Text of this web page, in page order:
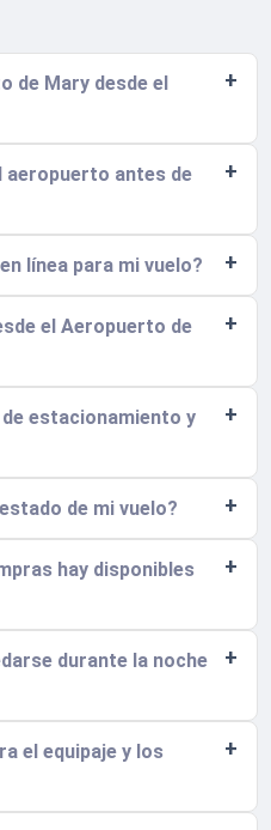
de Mary desde el
aeropuerto antes de
línea para mi vuelo?
el Aeropuerto de
estacionamiento y
de mi vuelo?
hay disponibles
durante la noche
el equipaje y los